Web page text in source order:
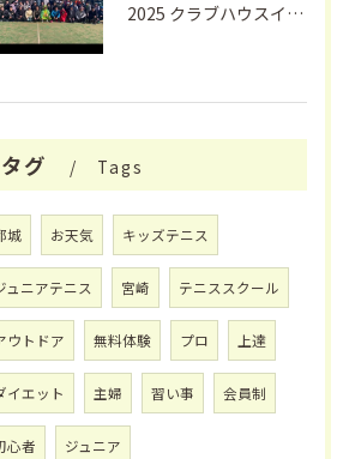
2025 クラブハウスイワキリ クリスマスフェス🎄
タグ Tags
城 お天気 キッズテニス
ュニアテニス 宮崎 テニススクール
ウトドア 無料体験 プロ 上達
イエット 主婦 習い事 会員制
心者 ジュニア